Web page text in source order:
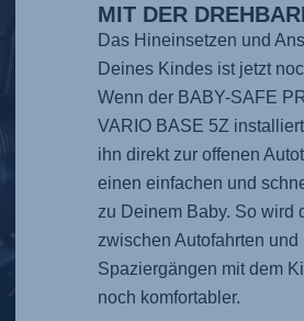
MIT DER
Das Hineinsetzen und
Deines Kindes ist jetzt
Wenn der BABY-SAFE
VARIO BASE 5Z
ihn direkt zur offenen
einen einfachen und
zu Deinem Baby. So wird
zwischen Autofahrten und
Spaziergängen mit dem
noch komfortabler.